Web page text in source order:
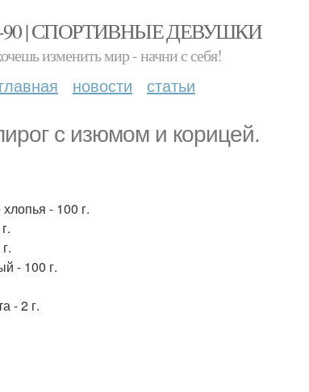
90 | СПОРТИВНЫЕ ДЕВУШКИ
изменить мир - начни с себя!
главная новости статьи
с изюмом и корицей.
- 100 г.
- 100 г.
- 2 г.